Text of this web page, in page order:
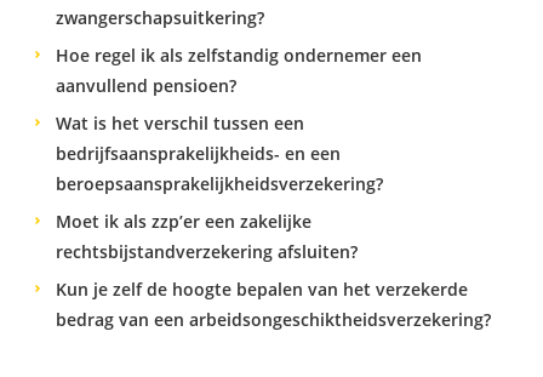
zwangerschapsuitkering?
Hoe regel ik als zelfstandig ondernemer een
aanvullend pensioen?
Wat is het verschil tussen een
bedrijfsaansprakelijkheids- en een
beroepsaansprakelijkheidsverzekering?
Moet ik als zzp’er een zakelijke
rechtsbijstandverzekering afsluiten?
Kun je zelf de hoogte bepalen van het verzekerde
bedrag van een arbeidsongeschiktheidsverzekering?